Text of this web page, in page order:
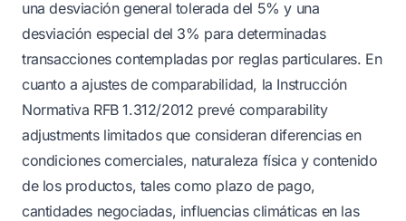
una desviación general tolerada del 5% y una
desviación especial del 3% para determinadas
transacciones contempladas por reglas particulares. En
cuanto a ajustes de comparabilidad, la Instrucción
Normativa RFB 1.312/2012 prevé comparability
adjustments limitados que consideran diferencias en
condiciones comerciales, naturaleza física y contenido
de los productos, tales como plazo de pago,
cantidades negociadas, influencias climáticas en las